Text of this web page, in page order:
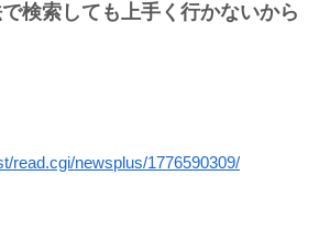
検索しても上手く行かないから
read.cgi/newsplus/1776590309/